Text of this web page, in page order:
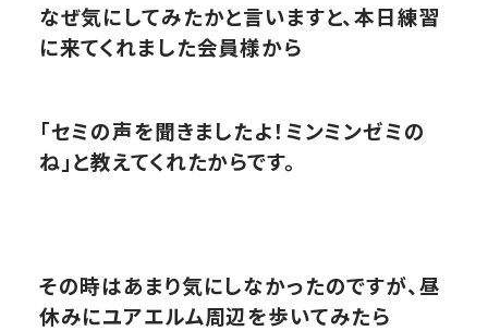
なぜ気にしてみたかと言いますと、本日練習
に来てくれました会員様から
「セミの声を聞きましたよ！ミンミンゼミの
ね」と教えてくれたからです。
その時はあまり気にしなかったのですが、昼
休みにユアエルム周辺を歩いてみたら